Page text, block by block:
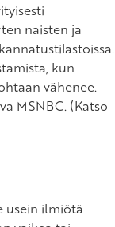
naisten ja
kun
vähenee.
MSNBC. (Katso
usein ilmiötä